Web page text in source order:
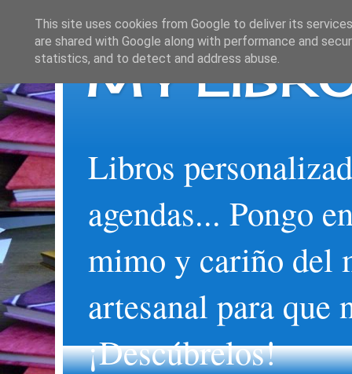
MY
Libros
agendas... Pongo
mimo y cariño del
artesanal para que
¡Descúbrelos!
This site uses cookies from Google to deliver its
are shared with Google along with performance and
statistics, and to detect and address abuse.